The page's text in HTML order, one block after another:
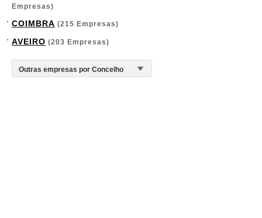
Empresas)
COIMBRA (215 Empresas)
AVEIRO (203 Empresas)